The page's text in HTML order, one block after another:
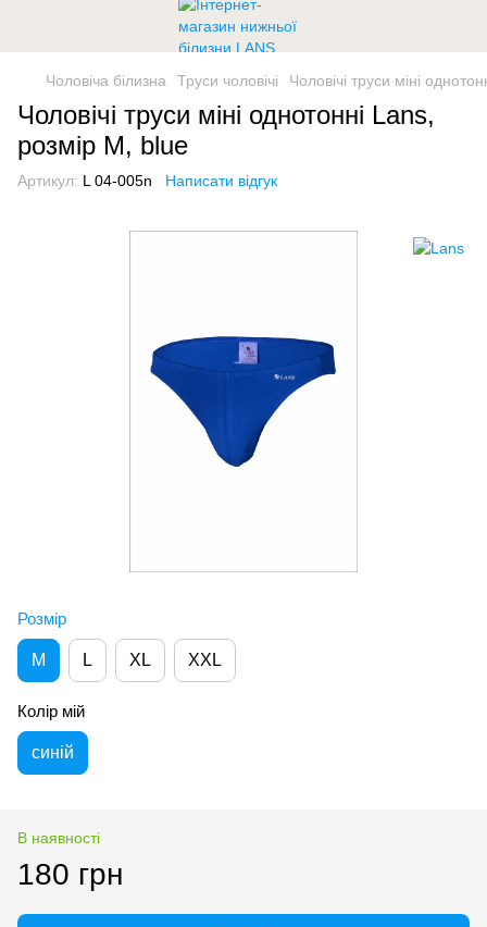
Чоловіча білизна Труси чоловічі Чоловічі труси міні
Чоловічі труси міні однотонні Lans,
розмір M, blue
Артикул: L 04-005n Написати відгук
Розмір
M L XL XXL
Колір мій
синій
В наявності
180 грн